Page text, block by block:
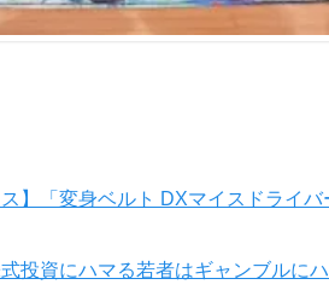
ス】「変身ベルト DXマイスドライ
式投資にハマる若者はギャンブルに